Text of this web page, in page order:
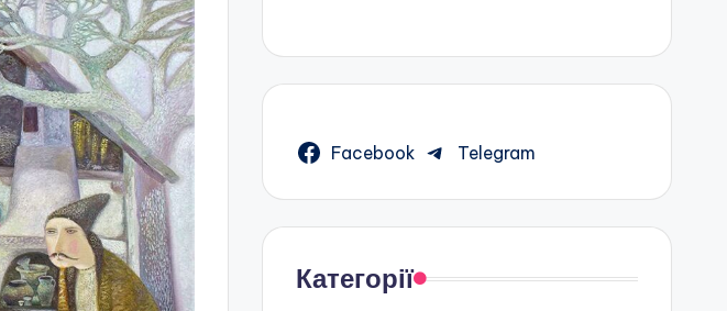
Facebook Telegram
Категорії